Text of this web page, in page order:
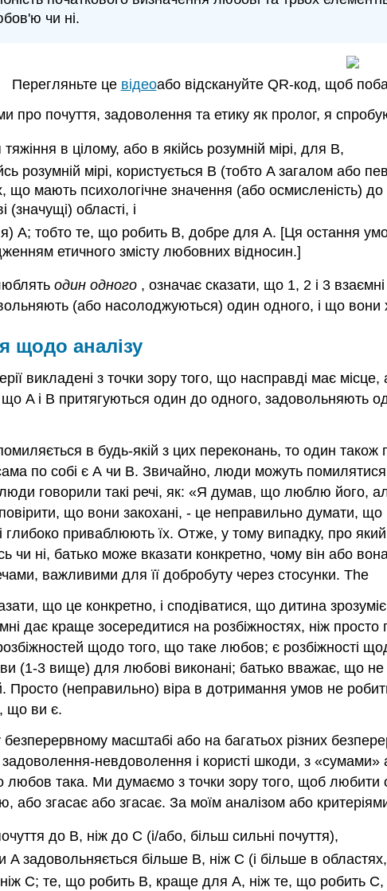
чи ні.
Перегляньте це відеоабо відскануйте QR-код, щоб
про почуття, задоволення та етику як пролог, я
в цілому, або в якійсь розумній мірі, для B,
розумній мірі, користується B (тобто A загалом
що мають психологічне значення (або осмисленість)
(значущі) області, і
A; тобто те, що робить B, добре для А. [Ця остання
етичного змісту любовних відносин.]
один одного , означає сказати, що 1, 2 і 3
(або насолоджуються) один одного, і що вони
щодо аналізу
викладені з точки зору того, що насправді має
A і B притягуються один до одного, задовольняють
в будь-якій з цих переконань, то один
по собі є А чи В. Звичайно, люди можуть
люди говорили такі речі, як: «Я думав, що люблю
що вони закохані, - це неправильно думати,
глибоко приваблюють їх. Отже, у тому випадку, про
чи ні, батько може вказати конкретно, чому він
важливими для її добробуту через стосунки. The
що це конкретно, і сподіватися, що дитина
дає краще зосередитися на розбіжностях, ніж
щодо того, що таке любов; є розбіжності
(1-3 вище) для любові виконані; батько вважає, що не
Просто (неправильно) віра в дотримання умов не
що ви є.
масштабі або на багатьох різних
задоволення-невдоволення і користі шкоди, з
любов така. Ми думаємо з точки зору того, щоб
або згасає або згасає. За моїм аналізом або
до В, ніж до С (і/або, більш сильні почуття),
A задовольняється більше B, ніж C (і більше в
C; те, що робить B, краще для A, ніж те, що робить